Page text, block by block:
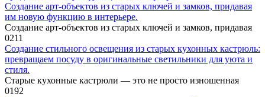
Создание арт-объектов из старых ключей и замков, придавая
им новую функцию в интерьере.
Создание арт-объектов из старых ключей и замков, придавая
0211
Создание стильного освещения из старых кухонных кастрюль:
превращаем посуду в оригинальные светильники для уюта и
стиля.
Старые кухонные кастрюли — это не просто изношенная
0192